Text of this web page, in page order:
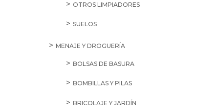
OTROS LIMPIADORES
SUELOS
MENAJE Y DROGUERÍA
BOLSAS DE BASURA
BOMBILLAS Y PILAS
BRICOLAJE Y JARDÍN